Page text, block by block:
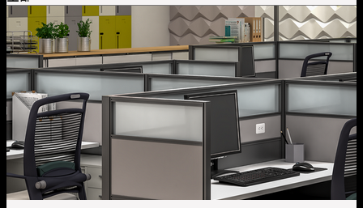
全部
管理空間
主管桌
會議桌
接待會所
員工工作區
系統工作站
辦公椅
職員工作椅
協同合作
大廳沙發
休閒沙發
簡報培訓
培訓椅
私密空間
效率周邊